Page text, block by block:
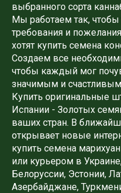
выбранного сорта
Мы работаем так,
требования и
хотят купить семена
Создаем все
чтобы каждый мог
значимым и
Купить оригинальные
Испании - Золотых
ваших стран. В
открывает новые
купить семена
или курьером в
Белоруссии, Эстонии,
Азербайджане,